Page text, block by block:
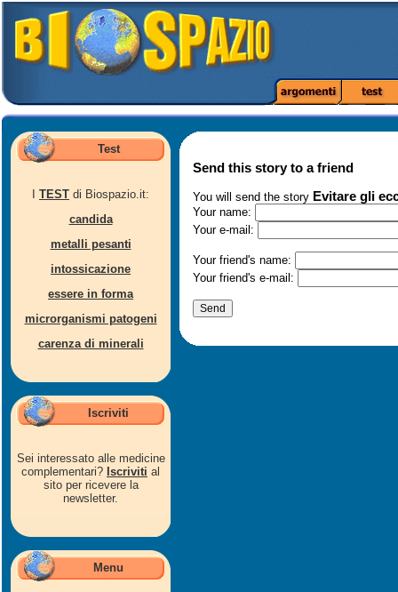
Test
TEST di Biospazio.it:
candida
metalli pesanti
intossicazione
essere in forma
microrganismi patogeni
carenza di minerali
Iscriviti
Sei interessato alle medicine
complementari? Iscriviti al
sito per ricevere la
newsletter.
Menu
Send this story to a friend
You will send the story Evitare gli
Your name:
Your e-mail:
Your friend's name:
Your friend's e-mail: